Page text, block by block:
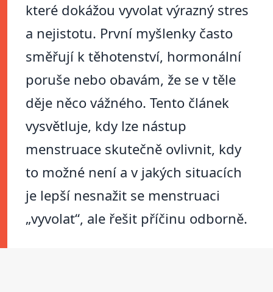
které dokážou vyvolat výrazný stres
a nejistotu. První myšlenky často
směřují k těhotenství, hormonální
poruše nebo obavám, že se v těle
děje něco vážného. Tento článek
vysvětluje, kdy lze nástup
menstruace skutečně ovlivnit, kdy
to možné není a v jakých situacích
je lepší nesnažit se menstruaci
„vyvolat“, ale řešit příčinu odborně.